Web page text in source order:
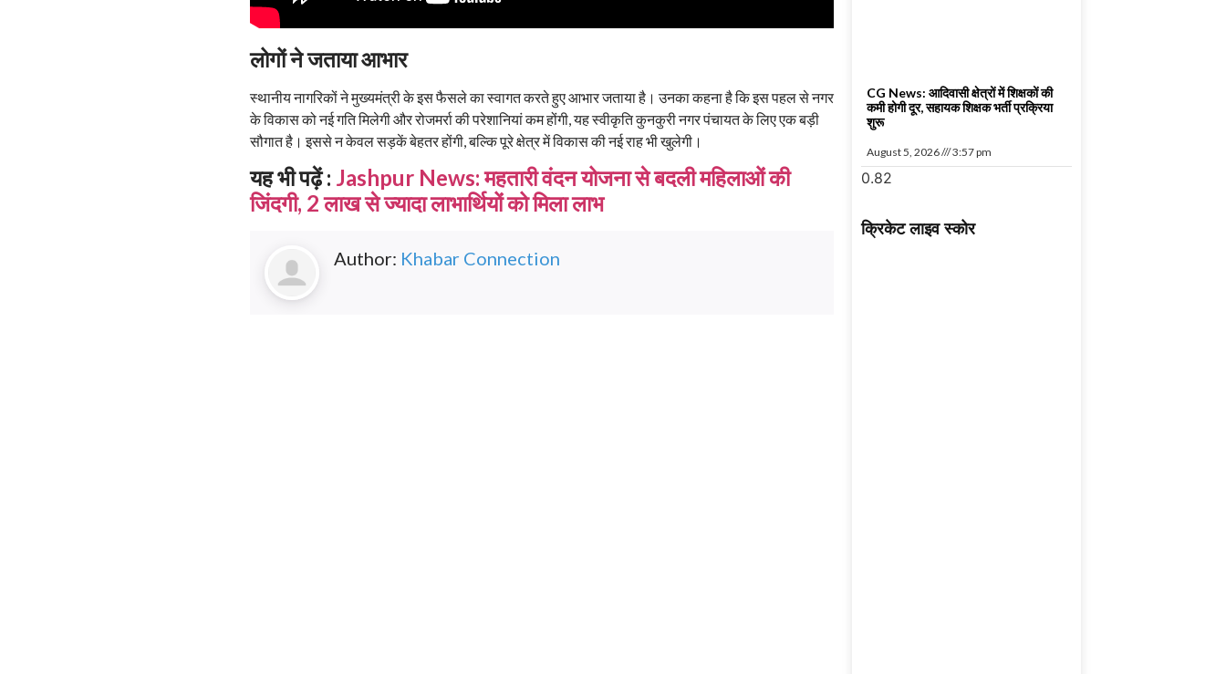
लोगों ने जताया आभार
स्थानीय नागरिकों ने मुख्यमंत्री के इस फैसले का स्वागत करते हुए आभार जताया है। उनका कहना है कि इस पहल से नगर
के विकास को नई गति मिलेगी और रोजमर्रा की परेशानियां कम होंगी, यह स्वीकृति कुनकुरी नगर पंचायत के लिए एक बड़ी
सौगात है। इससे न केवल सड़कें बेहतर होंगी, बल्कि पूरे क्षेत्र में विकास की नई राह भी खुलेगी।
यह भी पढ़ें : Jashpur News: महतारी वंदन योजना से बदली महिलाओं की
जिंदगी, 2 लाख से ज्यादा लाभार्थियों को मिला लाभ
Author: Khabar Connection
CG News: आदिवासी क्षेत्रों में शिक्षकों की
कमी होगी दूर, सहायक शिक्षक भर्ती प्रक्रिया
शुरू
August 5, 2026 3:57 pm
क्रिकेट लाइव स्कोर